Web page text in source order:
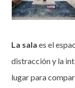
La sala es el
distracción y la
lugar para